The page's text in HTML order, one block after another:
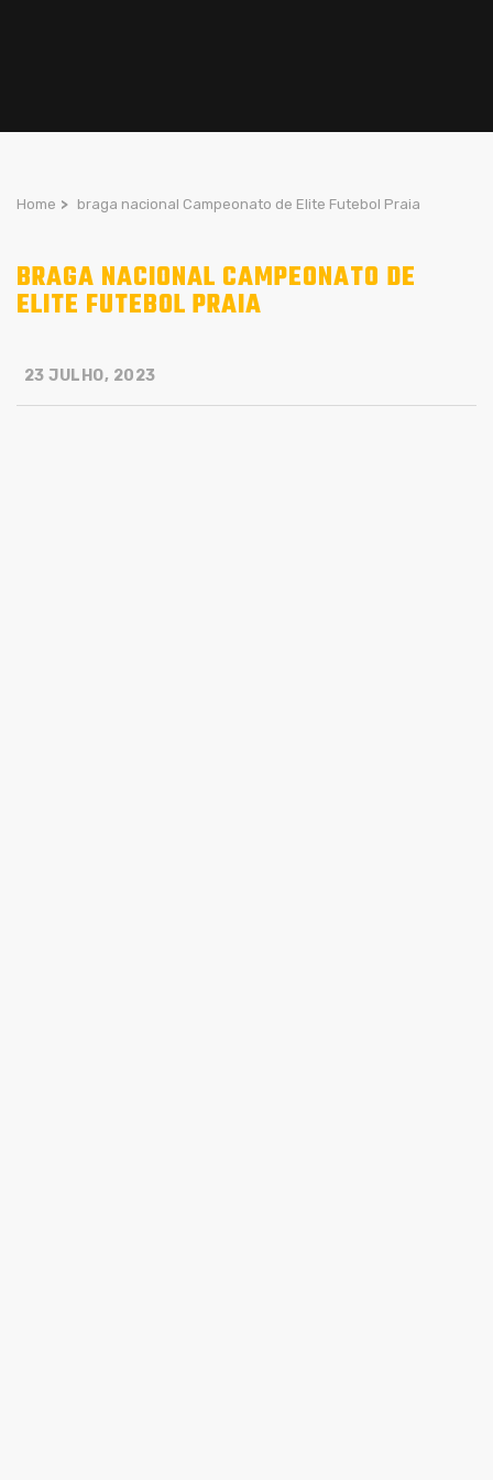
Home > braga nacional Campeonato de Elite Futebol Praia
BRAGA NACIONAL CAMPEONATO DE
ELITE FUTEBOL PRAIA
23 JULHO, 2023